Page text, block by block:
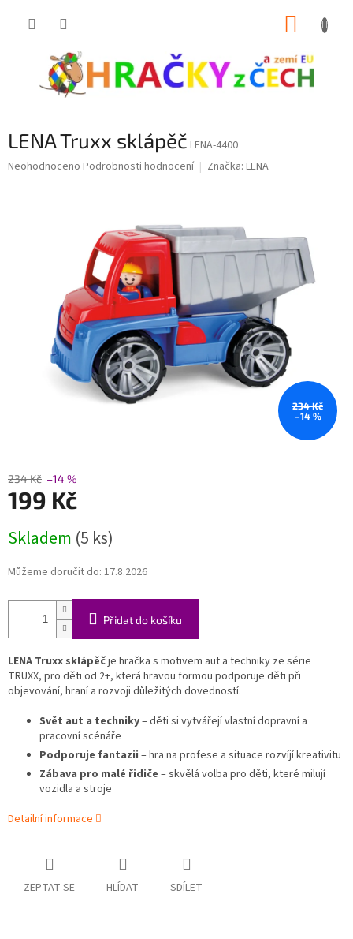
LENA Truxx sklápěč LENA-4400
Průměrné
Neohodnoceno Podrobnosti hodnocení Značka: LENA
234 Kč
–14 %
234 Kč –14 %
199 Kč
cena:
Skladem (5 ks)
Můžeme doručit do: 17.8.2026
Přidat do košíku
LENA Truxx sklápěčje hračka s motivem aut a techniky ze série
TRUXX, pro děti od 2+, která hravou formou podporuje děti při
objevování, hraní a rozvoji důležitých dovedností.
Svět aut a techniky– děti si vytvářejí vlastní dopravní a
pracovní scénáře
Podporuje fantazii – hra na profese a situace rozvíjí kreativitu
Zábava pro malé řidiče – skvělá volba pro děti, které milují
vozidla a stroje
Detailní informace
ZEPTAT SE HLÍDAT SDÍLET